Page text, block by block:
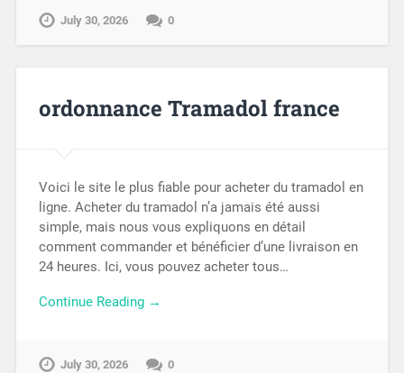
July 30, 2026 0
ordonnance Tramadol france
Voici le site le plus fiable pour acheter du tramadol en
ligne. Acheter du tramadol n’a jamais été aussi
simple, mais nous vous expliquons en détail
comment commander et bénéficier d’une livraison en
24 heures. Ici, vous pouvez acheter tous…
Continue Reading →
July 30, 2026 0